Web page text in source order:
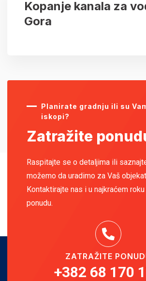
Kopanje kanala za
Gora
Planirate gradnju ili su
iskopi?
Zatražite
Raspitajte se o detaljima ili
možemo da uradimo za Vaš
Kontaktirajte nas i u najkraćem
ponudu.
ZATRAŽITE
+382 68 170